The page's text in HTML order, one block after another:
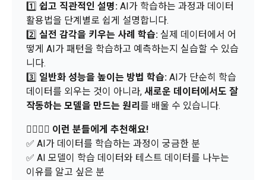
제 5 조 (이용계약의 성립)
1. "회원"이 이용신청(회원가입 신청) 작성 후에 "회사"가 웹 상
의 안내를 "회원"에게 통지함으로써 이용계약이 성립된다.
2. “회사”는 "회사"의 ‘데이콘 인재풀 등록’ 서비스를 이용하고자
하는 자가 본 약관과 개인정보취급방침을 읽고 이에 대하여 "동
의" 또는 "제출하기" 버튼을 누르는 경우 이를 서비스 이용에 대
한 신청으로 간주한다.
3. 제2항 신청에 있어 "회사"는 "회원"의 종류에 따라 전문기관을
통한 실명확인 및 본인인증을 요청할 수 있다. "회원"은 본인인
증에 필요한 이름, 생년월일, 연락처 등을 제공하여야 한다.
4. 페이스북 등 외부서비스와의 연동을 통해 이용계약을 신청할
4) 보상금 지급 시 수집하는 항목
필수항목: 본인 계좌정보(은행, 계좌번호), 주민등록번호(근거 :
소득세법)
5) 채용 합격 시, 기업의 요금 산정을 위한 수집 항목
필수항목: 합격자의 연봉정보
6) 서비스 이용과정이나 사업처리 과정에서 자동 수집되는 항목
IP Address, 쿠키, 방문일시, 서비스 이용 기록, 불량 이용 기록,
광고 ID, 접속 환경
1️⃣ 쉽고 직관적인 설명: AI가 학습하는 과정과 데이터
활용법을 단계별로 쉽게 설명합니다.
2️⃣ 실전 감각을 키우는 사례 학습: 실제 데이터에서 어
떻게 AI가 패턴을 학습하고 예측하는지 실습할 수 있습
니다.
3️⃣ 일반화 성능을 높이는 방법 학습: AI가 단순히 학습
데이터를 외우는 것이 아니라, 새로운 데이터에서도 잘
작동하는 모델을 만드는 원리 를 배울 수 있습니다.
🙋‍♀️🙋‍♂️ 이런 분들에게 추천해요!
✅ AI가 데이터를 학습하는 과정이 궁금한 분
✅ AI 모델이 학습 데이터와 테스트 데이터를 나누는
이유를 알고 싶은 분